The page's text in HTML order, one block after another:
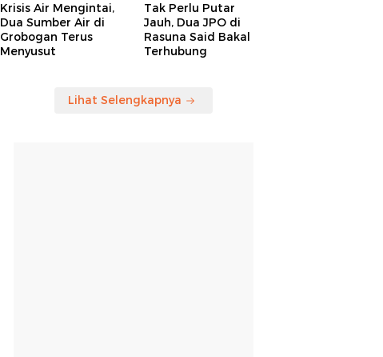
Krisis Air Mengintai,
Dua Sumber Air di
Grobogan Terus
Menyusut
Tak Perlu Putar
Jauh, Dua JPO di
Rasuna Said Bakal
Terhubung
Lihat Selengkapnya